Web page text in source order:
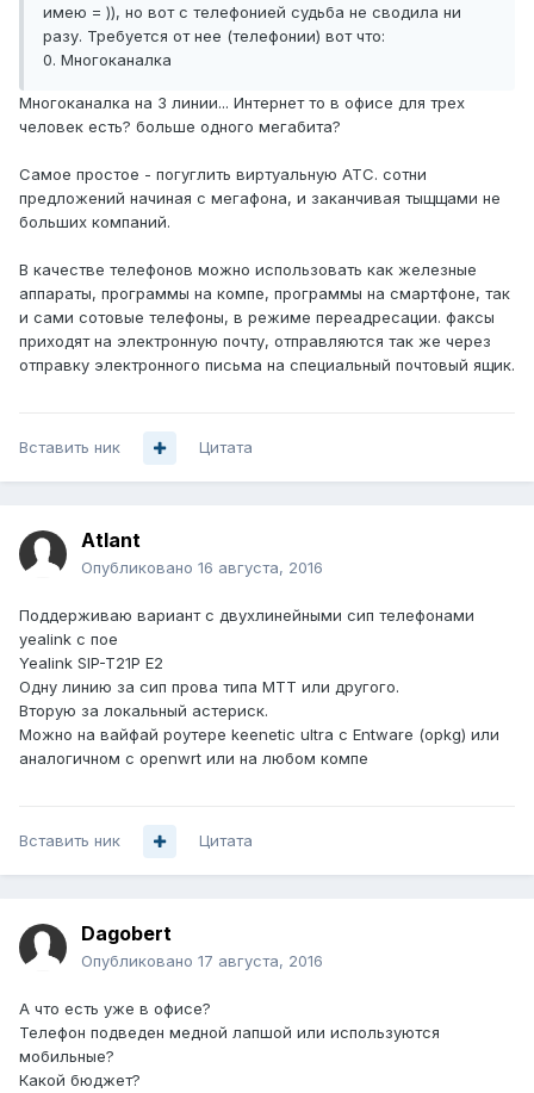
имею = )), но вот с телефонией судьба не сводила ни
разу. Требуется от нее (телефонии) вот что:
0. Многоканалка
Многоканалка на 3 линии... Интернет то в офисе для трех
человек есть? больше одного мегабита?
Самое простое - погуглить виртуальную АТС. сотни
предложений начиная с мегафона, и заканчивая тыщщами не
больших компаний.
В качестве телефонов можно использовать как железные
аппараты, программы на компе, программы на смартфоне, так
и сами сотовые телефоны, в режиме переадресации. факсы
приходят на электронную почту, отправляются так же через
отправку электронного письма на специальный почтовый ящик.
Вставить ник Цитата
Atlant
Опубликовано 16 августа, 2016
Поддерживаю вариант с двухлинейными сип телефонами
yealink с пое
Yealink SIP-T21P E2
Одну линию за сип прова типа МТТ или другого.
Вторую за локальный астериск.
Можно на вайфай роутере keenetic ultra с Entware (opkg) или
аналогичном с openwrt или на любом компе
Вставить ник Цитата
Dagobert
Опубликовано 17 августа, 2016
А что есть уже в офисе?
Телефон подведен медной лапшой или используются
мобильные?
Какой бюджет?